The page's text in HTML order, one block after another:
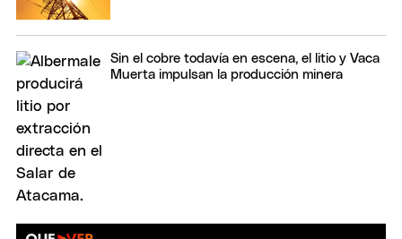
Sin el cobre todavía en escena, el litio y Vaca
Muerta impulsan la producción minera